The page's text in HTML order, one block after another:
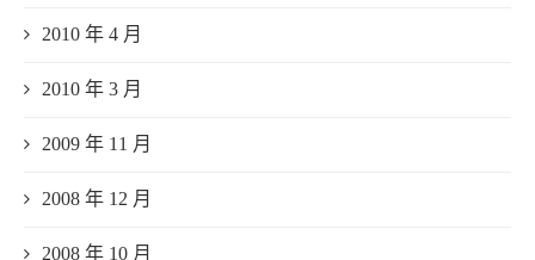
2010 年 4 月
2010 年 3 月
2009 年 11 月
2008 年 12 月
2008 年 10 月